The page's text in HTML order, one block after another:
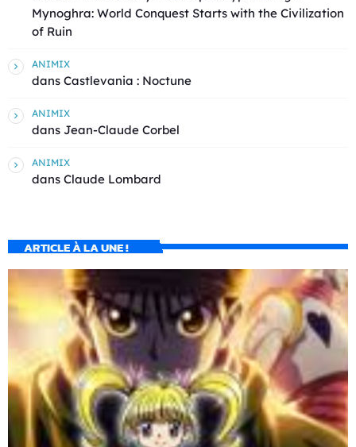
Mynoghra: World Conquest Starts with the Civilization
of Ruin
ANIMIX
dans Castlevania : Noctune
ANIMIX
dans Jean-Claude Corbel
ANIMIX
dans Claude Lombard
ARTICLE À LA UNE !